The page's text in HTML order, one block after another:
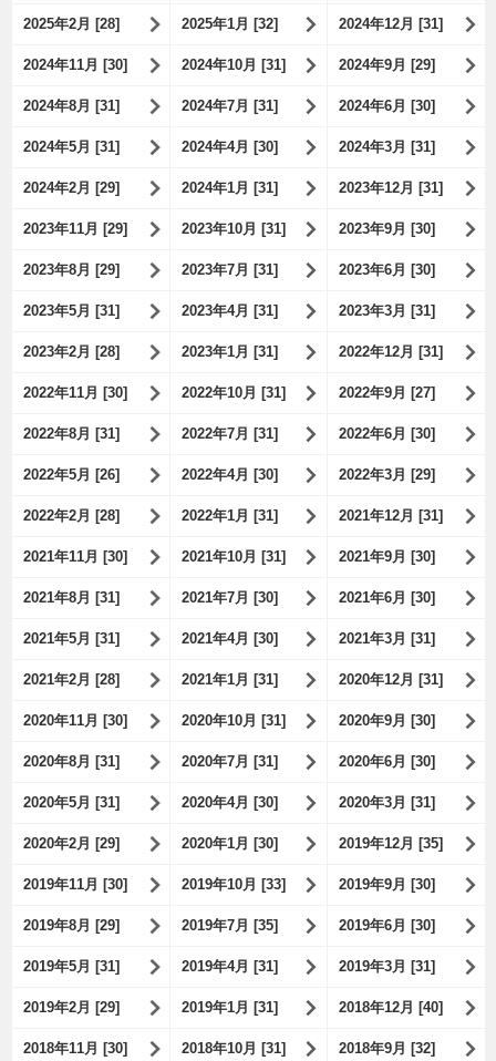
2025年2月 [28] 2025年1月 [32] 2024年12月 [31]
2024年11月 [30] 2024年10月 [31] 2024年9月 [29]
2024年8月 [31] 2024年7月 [31] 2024年6月 [30]
2024年5月 [31] 2024年4月 [30] 2024年3月 [31]
2024年2月 [29] 2024年1月 [31] 2023年12月 [31]
2023年11月 [29] 2023年10月 [31] 2023年9月 [30]
2023年8月 [29] 2023年7月 [31] 2023年6月 [30]
2023年5月 [31] 2023年4月 [31] 2023年3月 [31]
2023年2月 [28] 2023年1月 [31] 2022年12月 [31]
2022年11月 [30] 2022年10月 [31] 2022年9月 [27]
2022年8月 [31] 2022年7月 [31] 2022年6月 [30]
2022年5月 [26] 2022年4月 [30] 2022年3月 [29]
2022年2月 [28] 2022年1月 [31] 2021年12月 [31]
2021年11月 [30] 2021年10月 [31] 2021年9月 [30]
2021年8月 [31] 2021年7月 [30] 2021年6月 [30]
2021年5月 [31] 2021年4月 [30] 2021年3月 [31]
2021年2月 [28] 2021年1月 [31] 2020年12月 [31]
2020年11月 [30] 2020年10月 [31] 2020年9月 [30]
2020年8月 [31] 2020年7月 [31] 2020年6月 [30]
2020年5月 [31] 2020年4月 [30] 2020年3月 [31]
2020年2月 [29] 2020年1月 [30] 2019年12月 [35]
2019年11月 [30] 2019年10月 [33] 2019年9月 [30]
2019年8月 [29] 2019年7月 [35] 2019年6月 [30]
2019年5月 [31] 2019年4月 [31] 2019年3月 [31]
2019年2月 [29] 2019年1月 [31] 2018年12月 [40]
2018年11月 [30] 2018年10月 [31] 2018年9月 [32]